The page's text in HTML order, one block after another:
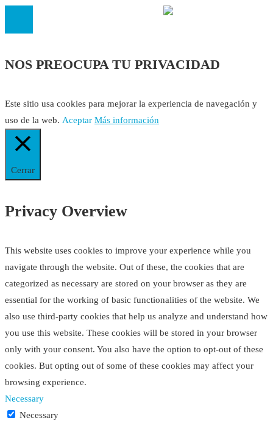
NOS PREOCUPA TU PRIVACIDAD
Este sitio usa cookies para mejorar la experiencia de navegación y
uso de la web. Aceptar Más información
Cerrar
Privacy Overview
This website uses cookies to improve your experience while you
navigate through the website. Out of these, the cookies that are
categorized as necessary are stored on your browser as they are
essential for the working of basic functionalities of the website. We
also use third-party cookies that help us analyze and understand how
you use this website. These cookies will be stored in your browser
only with your consent. You also have the option to opt-out of these
cookies. But opting out of some of these cookies may affect your
browsing experience.
Necessary
Necessary